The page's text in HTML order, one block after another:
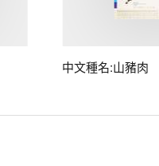
中文種名:山豬肉